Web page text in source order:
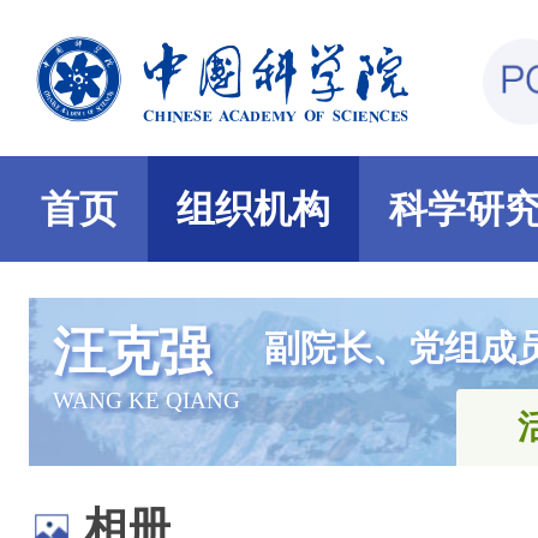
首页 组织机构 科学研
汪克强
WANG KE QIANG
副院长、党组成
相册